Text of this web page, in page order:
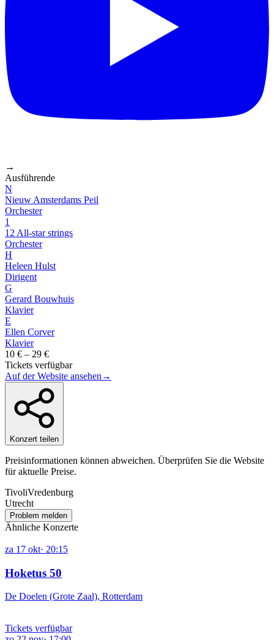
→
Ausführende
N
Nieuw Amsterdams Peil
Orchester
1
12 All-star strings
Orchester
H
Heleen Hulst
Dirigent
G
Gerard Bouwhuis
Klavier
E
Ellen Corver
Klavier
10 € – 29 €
Tickets verfügbar
Auf der Website ansehen →
Konzert teilen
Preisinformationen können abweichen. Überprüfen Sie die Website
für aktuelle Preise.
TivoliVredenburg
Utrecht
Problem melden
Ähnliche Konzerte
za 17 okt· 20:15
Hoketus 50
De Doelen (Grote Zaal), Rotterdam
Tickets verfügbar